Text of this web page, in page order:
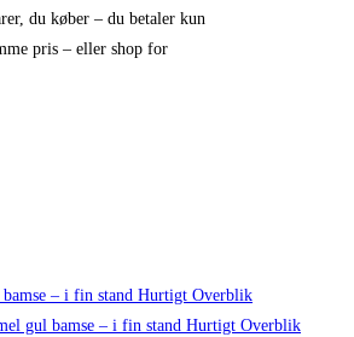
du køber – du betaler kun
pris – eller shop for
Hurtigt Overblik
Hurtigt Overblik